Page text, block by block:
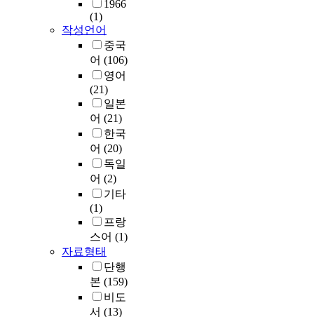
1966
(1)
작성언어
중국
어 (106)
영어
(21)
일본
어 (21)
한국
어 (20)
독일
어 (2)
기타
(1)
프랑
스어 (1)
자료형태
단행
본 (159)
비도
서 (13)